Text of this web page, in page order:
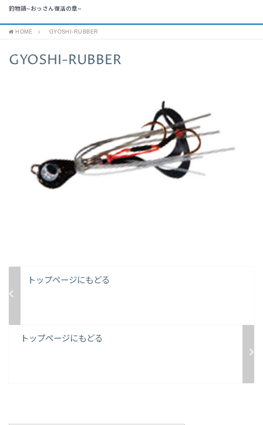
釣物語~おっさん復活の章~
HOME GYOSHI-RUBBER
GYOSHI-RUBBER
トップページにもどる
トップページにもどる